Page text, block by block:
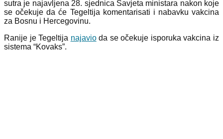
sutra je najavljena 28. sjednica Savjeta ministara nakon koje
se očekuje da će Tegeltija komentarisati i nabavku vakcina
za Bosnu i Hercegovinu.
Ranije je Tegeltija najavioda se očekuje isporuka vakcina iz
sistema “Kovaks”.